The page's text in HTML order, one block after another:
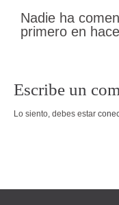
Nadie ha
primero en
Escribe un
Lo siento, debes estar